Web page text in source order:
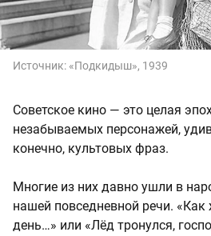
Источник: «Подкидыш», 1939
Советское кино — это целая
незабываемых персонажей,
конечно, культовых фраз.
Многие из них давно ушли в
нашей повседневной речи. «Как
день…» или «Лёд тронулся,